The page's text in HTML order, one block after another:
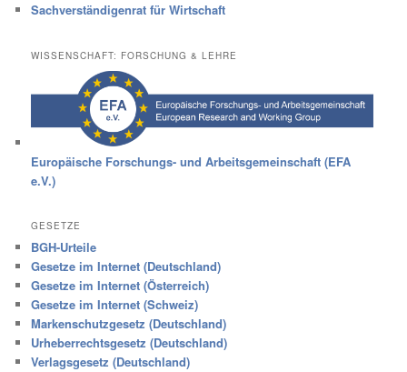
Sachverständigenrat für Wirtschaft
WISSENSCHAFT: FORSCHUNG & LEHRE
Europäische Forschungs- und Arbeitsgemeinschaft (EFA
e.V.)
GESETZE
BGH-Urteile
Gesetze im Internet (Deutschland)
Gesetze im Internet (Österreich)
Gesetze im Internet (Schweiz)
Markenschutzgesetz (Deutschland)
Urheberrechtsgesetz (Deutschland)
Verlagsgesetz (Deutschland)